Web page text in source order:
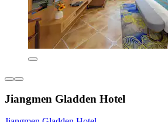
Jiangmen Gladden Hotel